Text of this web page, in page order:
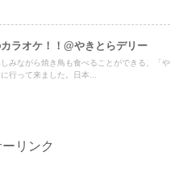
ラオケ！！@やきとらデリー
みながら焼き鳥も食べることができる、「や
行って来ました。日本...
リンク